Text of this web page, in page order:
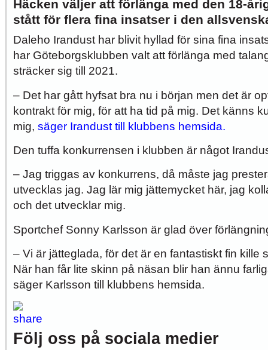
Häcken väljer att förlänga med den 18-
stått för flera fina insatser i den
Daleho Irandust har blivit hyllad för sina fina
har Göteborgsklubben valt att förlänga med
sträcker sig till 2021.
– Det har gått hyfsat bra nu i början men det är
kontrakt för mig, för att ha tid på mig. Det känns
mig, säger Irandust till klubbens hemsida.
Den tuffa konkurrensen i klubben är något
– Jag triggas av konkurrens, då måste jag
utvecklas jag. Jag lär mig jättemycket här, jag
och det utvecklar mig.
Sportchef Sonny Karlsson är glad över
– Vi är jätteglada, för det är en fantastiskt fin kille
När han får lite skinn på näsan blir han ännu
säger Karlsson till klubbens hemsida.
Följ oss på sociala medier